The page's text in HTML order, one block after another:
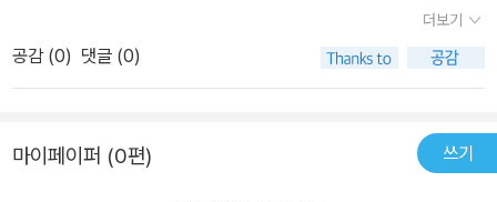
이는 다급하게 입을 열어요. ' 엄마엄마 , 그런데 있잖아'수록된 모든
글과 그림이 얼마나 동글동글하고 포근한지 아이와 함께 읽으며 마음
데'는 화제의 내용을 앞의 내용과 연관시키면서 다른 방향으로 이끌
거나 앞의 내용과 상반되는 내용을 이끌때 쓰는 접속부사라고 하던데
부모에게 말하기 좋아하는 아이들은 흔히 쓰는 문장인가보다. 본능적
인 말 꺼내기 문장이랄까?아마도 지유가 조금 더 크면 아래의 문장을
쓸 것 같다.이거 알아? 저거 알아? 이거는? 이렇대. 몰랐지?지금도
았어? 그러면엄마는 몰랐지? 하며 약간 으스대는데..좀 더 크면 더 하
더보기
공감 (0) 댓글 (0)
마이페이퍼 (0편) 쓰기